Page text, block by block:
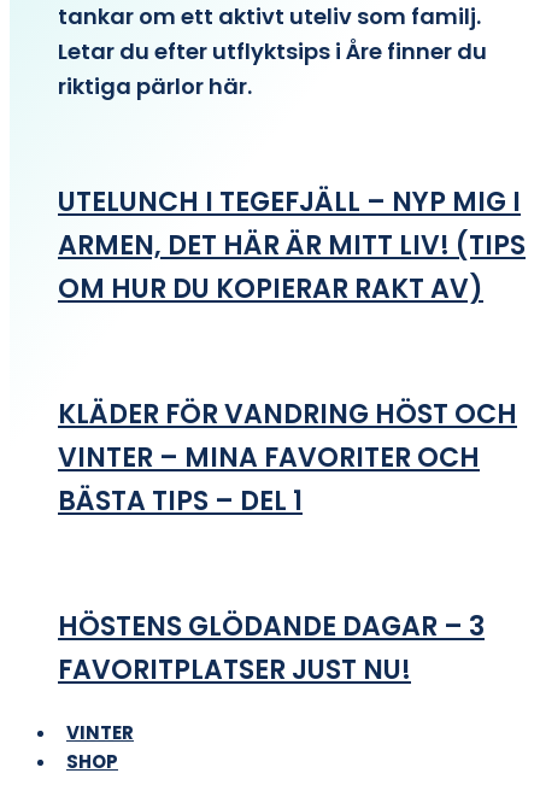
tankar om ett aktivt uteliv som familj.
Letar du efter utflyktsips i Åre finner du
riktiga pärlor här.
UTELUNCH I TEGEFJÄLL – NYP MIG I
ARMEN, DET HÄR ÄR MITT LIV! (TIPS
OM HUR DU KOPIERAR RAKT AV)
KLÄDER FÖR VANDRING HÖST OCH
VINTER – MINA FAVORITER OCH
BÄSTA TIPS – DEL 1
HÖSTENS GLÖDANDE DAGAR – 3
FAVORITPLATSER JUST NU!
VINTER
SHOP